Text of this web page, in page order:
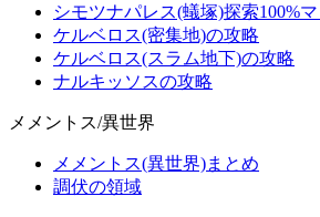
シモツナパレス(蟻塚)探索100%
ケルベロス(密集地)の攻略
ケルベロス(スラム地下)の攻略
ナルキッソスの攻略
メメントス/異世界
メメントス(異世界)まとめ
調伏の領域